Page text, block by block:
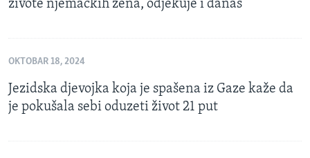
živote njemačkih žena, odjekuje i danas
OKTOBAR 18, 2024
Jezidska djevojka koja je spašena iz Gaze kaže da
je pokušala sebi oduzeti život 21 put